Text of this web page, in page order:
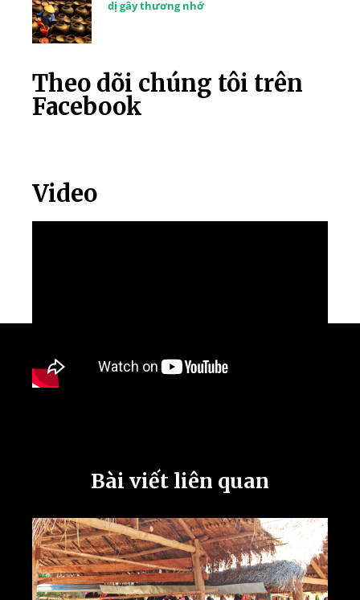
dị gây thương nhớ
Theo dõi chúng tôi trên
Facebook
Video
Bài viết liên quan